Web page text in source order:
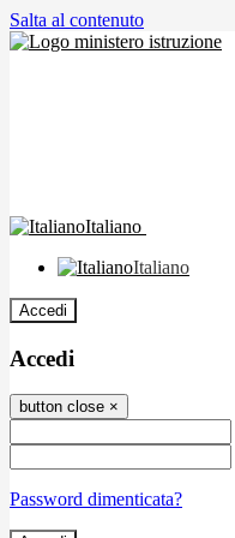
Salta al contenuto
Italiano
Italiano
Accedi
Accedi
button close ×
Password dimenticata?